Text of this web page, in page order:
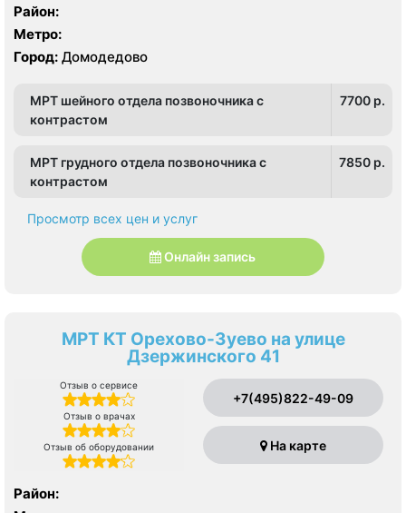
Район:
Метро:
Город: Домодедово
МРТ шейного отдела позвоночника с
контрастом
7700 p.
МРТ грудного отдела позвоночника с
контрастом
7850 p.
Просмотр всех цен и услуг
Онлайн запись
МРТ КТ Орехово-Зуево на улице
Дзержинского 41
Отзыв о сервисе
Отзыв о врачах
Отзыв об оборудовании
+7(495)822-49-09
На карте
Район: